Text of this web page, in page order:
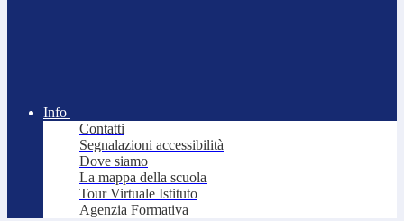
Info
Contatti
Segnalazioni accessibilità
Dove siamo
La mappa della scuola
Tour Virtuale Istituto
Agenzia Formativa